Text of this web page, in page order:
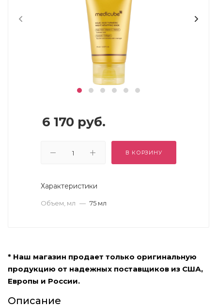
6 170 руб.
В КОРЗИНУ
Характеристики
Объем, мл — 75 мл
* Наш магазин продает только оригинальную
продукцию от надежных поставщиков из США,
Европы и России.
Описание